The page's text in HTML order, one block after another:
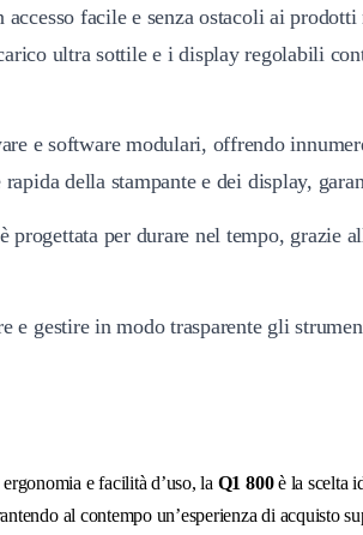
facile e senza ostacoli ai
ultra sottile e i display regolabili
e software modulari, offrendo
della stampante e dei display,
progettata per durare nel tempo, grazie
e gestire in modo trasparente gli
e facilità d’uso, la Q1 800è la scelta
al contempo un’esperienza di acquisto